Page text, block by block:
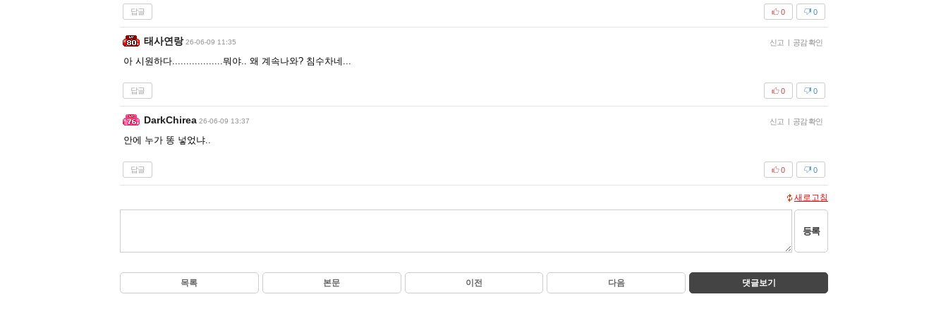
답글 0
0
태사연랑 26-06-09 11:35 신고 | 공감 확인
아 시원하다..................뭐야.. 왜 계속나와? 침수차네...
답글 0
0
DarkChirea 26-06-09 13:37 신고 | 공감 확인
안에 누가 똥 넣었냐..
답글 0
0
새로고침
등록
목록 본문 이전 다음 댓글보기